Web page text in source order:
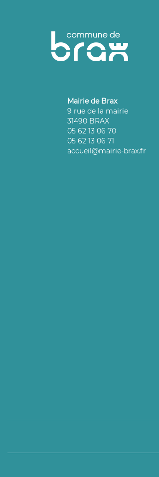
Mairie de Brax
9 rue de la mairie
31490 BRAX
05 62 13 06 70
05 62 13 06 71
accueil@mairie-brax.fr